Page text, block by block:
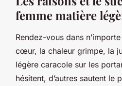
femme matière
Rendez-vous dans
cœur, la chaleur grimpe, la
légère caracole sur les
hésitent, d’autres sautent le